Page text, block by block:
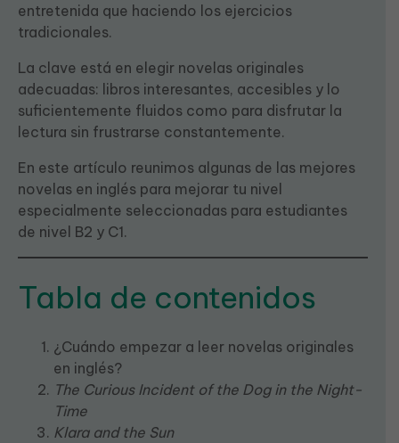
entretenida que haciendo los ejercicios
tradicionales.
La clave está en elegir novelas originales
adecuadas: libros interesantes, accesibles y lo
suficientemente fluidos como para disfrutar la
lectura sin frustrarse constantemente.
En este artículo reunimos algunas de las mejores
novelas en inglés para mejorar tu nivel
especialmente seleccionadas para estudiantes
de nivel B2 y C1.
Tabla de contenidos
¿Cuándo empezar a leer novelas originales
en inglés?
The Curious Incident of the Dog in the Night-
Time
Klara and the Sun